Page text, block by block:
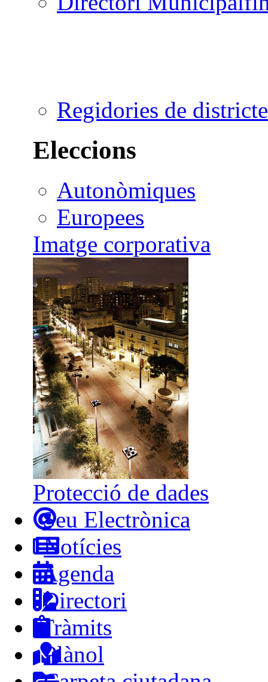
Regidories de districte
Eleccions
Autonòmiques
Europees
Imatge corporativa
Protecció de dades
Seu Electrònica
Notícies
Agenda
Directori
Tràmits
Plànol